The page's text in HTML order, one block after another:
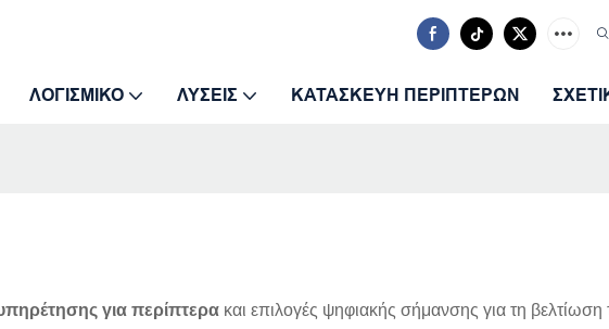
ΛΟΓΙΣΜΙΚΌ ΛΎΣΕΙΣ ΚΑΤΑΣΚΕΥΉ ΠΕΡΙΠΤΈΡΩΝ
για περίπτερα και επιλογές ψηφιακής σήμανσης για τη